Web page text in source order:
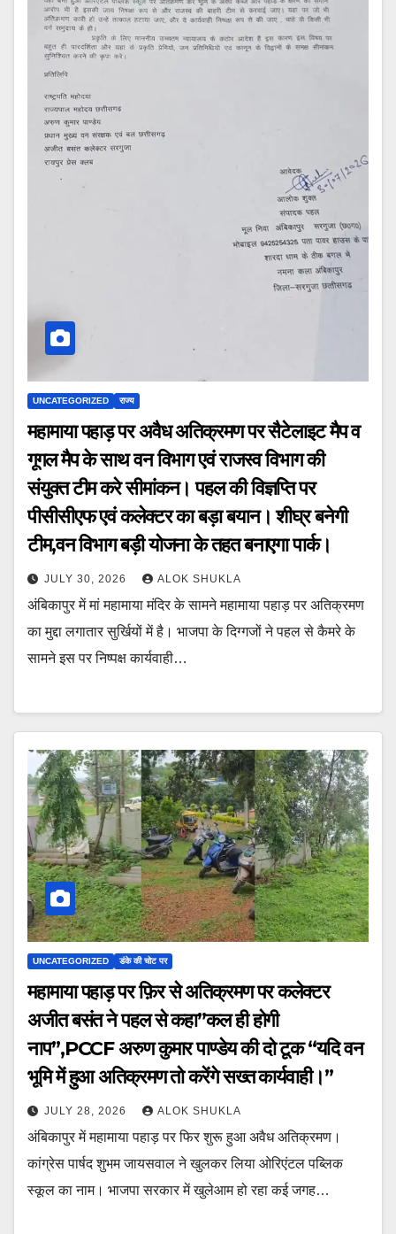
UNCATEGORIZED राज्य
महामाया पहाड़ पर अवैध अतिक्रमण पर सैटेलाइट मैप व
गूगल मैप के साथ वन विभाग एवं राजस्व विभाग की
संयुक्त टीम करे सीमांकन। पहल की विज्ञप्ति पर
पीसीसीएफ एवं कलेक्टर का बड़ा बयान। शीघ्र बनेगी
टीम,वन विभाग बड़ी योजना के तहत बनाएगा पार्क।
JULY 30, 2026 ALOK SHUKLA
अंबिकापुर में मां महामाया मंदिर के सामने महामाया पहाड़ पर अतिक्रमण
का मुद्दा लगातार सुर्खियों में है। भाजपा के दिग्गजों ने पहल से कैमरे के
सामने इस पर निष्पक्ष कार्यवाही…
UNCATEGORIZED डंके की चोट पर
महामाया पहाड़ पर फ़िर से अतिक्रमण पर कलेक्टर
अजीत बसंत ने पहल से कहा”कल ही होगी
नाप”,PCCF अरुण कुमार पाण्डेय की दो टूक “यदि वन
भूमि में हुआ अतिक्रमण तो करेंगे सख्त कार्यवाही।”
JULY 28, 2026 ALOK SHUKLA
अंबिकापुर में महामाया पहाड़ पर फिर शुरू हुआ अवैध अतिक्रमण।
कांग्रेस पार्षद शुभम जायसवाल ने खुलकर लिया ओरिएंटल पब्लिक
स्कूल का नाम। भाजपा सरकार में खुलेआम हो रहा कई जगह…